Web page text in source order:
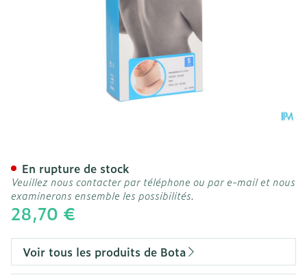
28,70 €
En rupture de stock
Veuillez nous contacter par téléphone ou par e-mail et nous
examinerons ensemble les possibilités.
Voir tous les produits de Bota